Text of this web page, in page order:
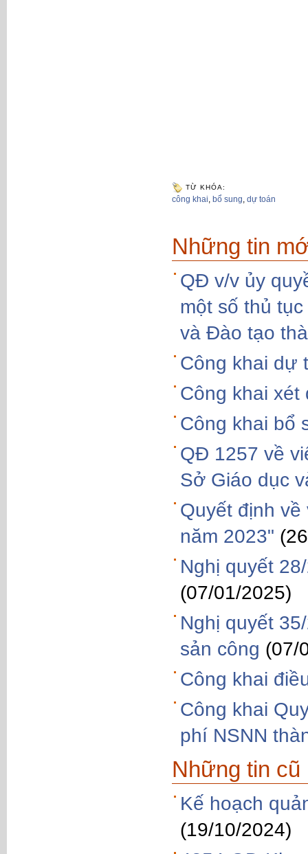
TỪ KHÓA:
công khai, bổ sung, dự toán
Những tin
QĐ v/v ủy
một số thủ
và Đào tạo
Công khai dự
Công khai xét
Công khai bổ
QĐ 1257 về
Sở Giáo dục
Quyết định
năm 2023"
Nghị quyết
(07/01/2025)
Nghị quyết
sản công (07/
Công khai
Công khai
phí NSNN
Những tin cũ
Kế hoạch
(19/10/2024)